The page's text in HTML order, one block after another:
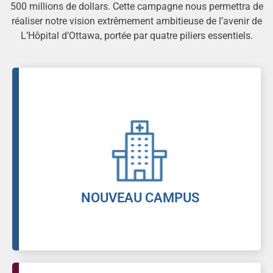
500 millions de dollars. Cette campagne nous permettra de
réaliser notre vision extrêmement ambitieuse de l’avenir de
L’Hôpital d’Ottawa, portée par quatre piliers essentiels.
NOUVEAU CAMPUS
Découvrez comment ce nouveau centre
hospitalier universitaire de calibre mondial,
propulsera notre hôpital au rang de chef de file
incontesté des soins de santé et de la recherche
dans le monde.
En savoir plus